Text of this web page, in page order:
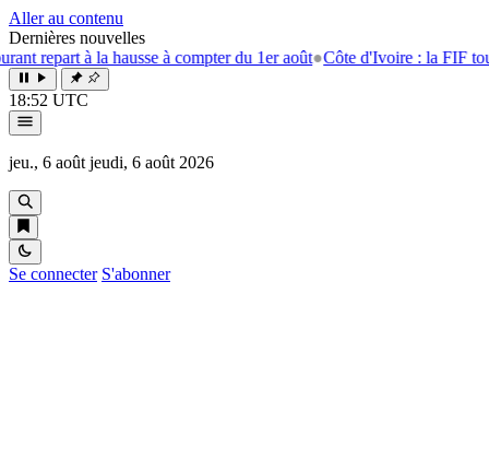
Aller au contenu
Dernières nouvelles
à la hausse à compter du 1er août●Côte d'Ivoire : la FIF tourne la
18:52 UTC
jeu., 6 août jeudi, 6 août 2026
Se connecter S'abonner